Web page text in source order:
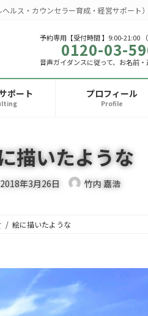
ルス・カウンセラー育成・経営サポート
予約専用【受付時間 】9:00-21:00 （
0120-03-
音声ガイダンスに従って、お名前
ポート プロフィール
Profile
描いたような
2018年3月26日 竹内 嘉浩
絵に描いたような